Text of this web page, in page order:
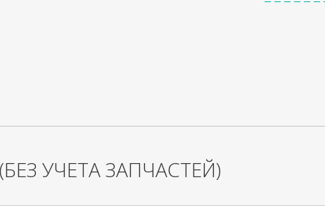
(БЕЗ УЧЕТА ЗАПЧАСТЕЙ)